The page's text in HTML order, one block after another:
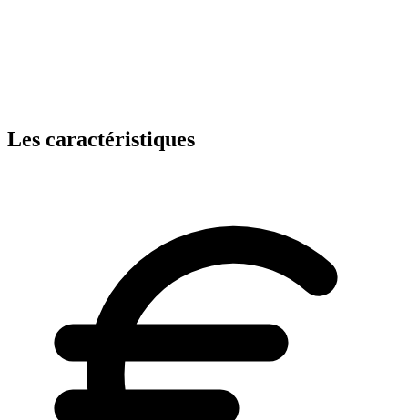
Les caractéristiques